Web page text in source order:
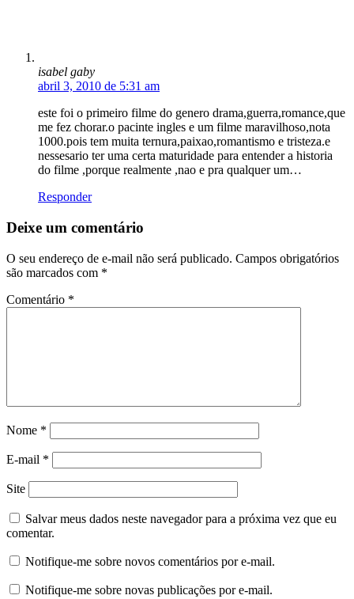
isabel gaby
abril 3, 2010 de 5:31 am
este foi o primeiro filme do genero drama,guerra,romance,que
me fez chorar.o pacinte ingles e um filme maravilhoso,nota
1000.pois tem muita ternura,paixao,romantismo e tristeza.e
nessesario ter uma certa maturidade para entender a historia
do filme ,porque realmente ,nao e pra qualquer um…
Responder
Deixe um comentário
O seu endereço de e-mail não será publicado. Campos obrigatórios
são marcados com *
Comentário *
Nome *
E-mail *
Site
Salvar meus dados neste navegador para a próxima vez que eu
comentar.
Notifique-me sobre novos comentários por e-mail.
Notifique-me sobre novas publicações por e-mail.